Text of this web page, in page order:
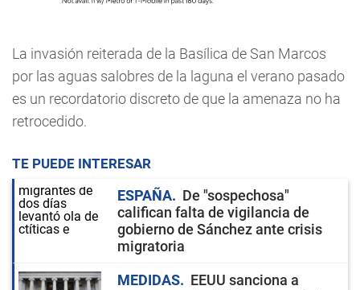
La invasión reiterada de la Basílica de San Marcos
por las aguas salobres de la laguna el verano pasado
es un recordatorio discreto de que la amenaza no ha
retrocedido.
TE PUEDE INTERESAR
ESPAÑA
De "sospechosa"
califican falta de vigilancia de
gobierno de Sánchez ante crisis
migratoria
MEDIDAS
EEUU sanciona a